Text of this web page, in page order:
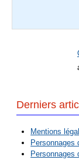
Derniers
Mentions
Personnages
Personnages